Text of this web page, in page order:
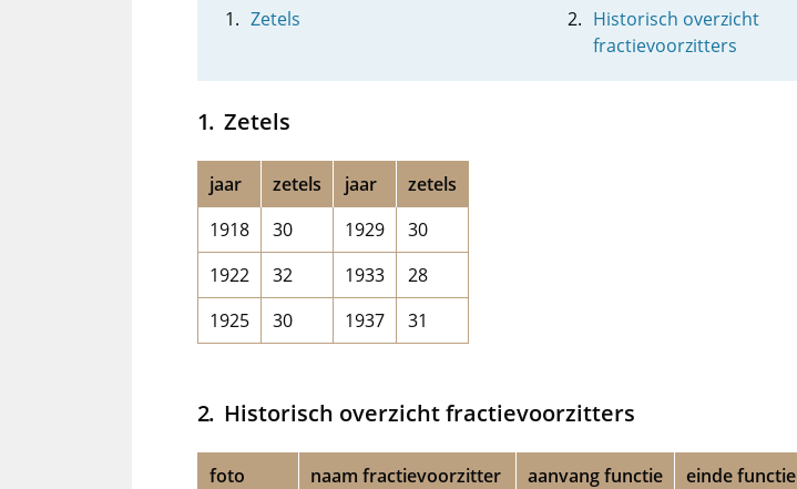
Zetels
Historisch overzicht
fractievoorzitters
Zetels
jaar zetels jaar
zetels
1918
30 1929
30
1922
32 1933
28
1925
30 1937 31
Historisch overzicht fractievoorzitters
foto naam fractievoorzitter aanvang functie
einde functie